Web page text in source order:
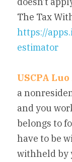
https://
estimator
USCPA
a
and you
belongs to
have to be
withheld by